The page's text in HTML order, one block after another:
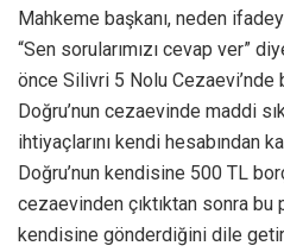
Mahkeme başkanı, neden
“Sen sorularımızı cevap ver”
önce Silivri 5 Nolu Cezaevi’nde
Doğru’nun cezaevinde maddi
ihtiyaçlarını kendi hesabından
Doğru’nun kendisine 500 TL
cezaevinden çıktıktan sonra bu
kendisine gönderdiğini dile